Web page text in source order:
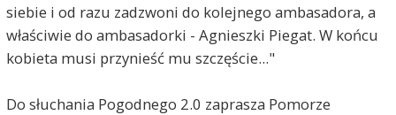
siebie i od razu zadzwoni do kolejnego ambasadora, a
właściwie do ambasadorki - Agnieszki Piegat. W końcu
kobieta musi przynieść mu szczęście..."
Do słuchania Pogodnego 2.0 zaprasza Pomorze